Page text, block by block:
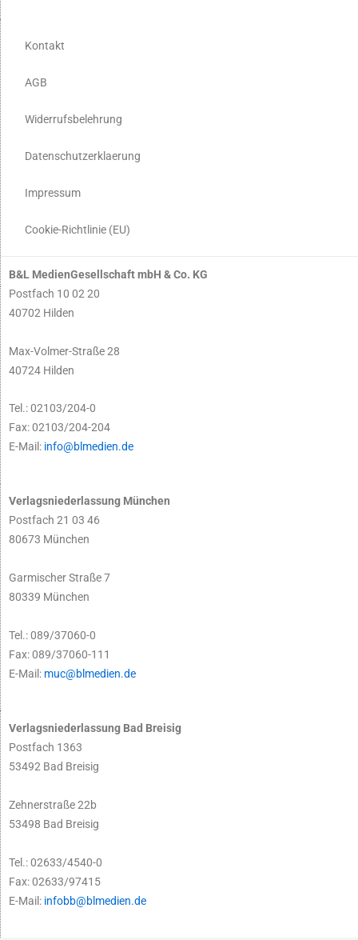
Kontakt
AGB
Widerrufsbelehrung
Datenschutzerklaerung
Impressum
Cookie-Richtlinie (EU)
B&L MedienGesellschaft mbH & Co. KG
Postfach 10 02 20
40702 Hilden
Max-Volmer-Straße 28
40724 Hilden
Tel.: 02103/204-0
Fax: 02103/204-204
E-Mail: info@blmedien.de
Verlagsniederlassung München
Postfach 21 03 46
80673 München
Garmischer Straße 7
80339 München
Tel.: 089/37060-0
Fax: 089/37060-111
E-Mail: muc@blmedien.de
Verlagsniederlassung Bad Breisig
Postfach 1363
53492 Bad Breisig
Zehnerstraße 22b
53498 Bad Breisig
Tel.: 02633/4540-0
Fax: 02633/97415
E-Mail: infobb@blmedien.de